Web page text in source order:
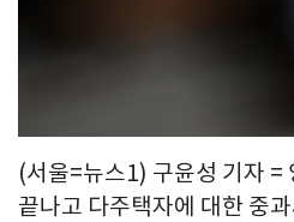
(서울=뉴스1) 구윤성 기자 =
끝나고 다주택자에 대한 중